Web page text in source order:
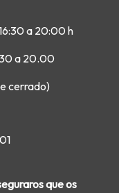
a 20:00 h
a 20.00
cerrado)
que os